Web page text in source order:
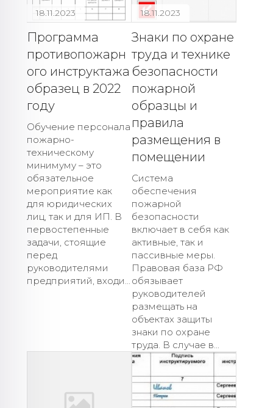
18.11.2023
Программа
противопожарн
ого инструктажа
образец в 2022
году
Обучение персонала
пожарно-
техническому
минимуму – это
обязательное
мероприятие как
для юридических
лиц, так и для ИП. В
первостепенные
задачи, стоящие
перед
руководителями
предприятий, входи...
18.11.2023
Знаки по охране
труда и технике
безопасности
пожарной
образцы и
правила
размещения в
помещении
Система
обеспечения
пожарной
безопасности
включает в себя как
активные, так и
пассивные меры.
Правовая база РФ
обязывает
руководителей
размещать на
объектах защиты
знаки по охране
труда. В случае в...